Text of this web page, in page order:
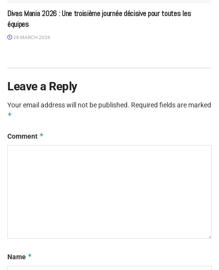
Divas Mania 2026 : Une troisième journée décisive pour toutes les
équipes
28 MARCH 2026
Leave a Reply
Your email address will not be published. Required fields are marked
*
Comment *
Name *